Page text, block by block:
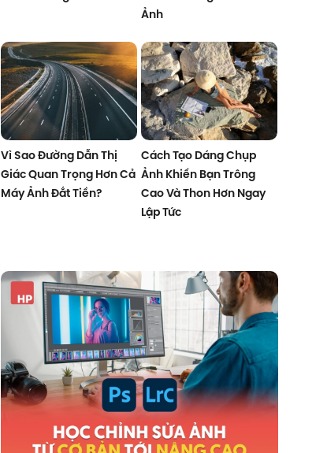
Ảnh
Vì Sao Đường Dẫn Thị
Giác Quan Trọng Hơn Cả
Máy Ảnh Đắt Tiền?
Cách Tạo Dáng Chụp
Ảnh Khiến Bạn Trông
Cao Và Thon Hơn Ngay
Lập Tức